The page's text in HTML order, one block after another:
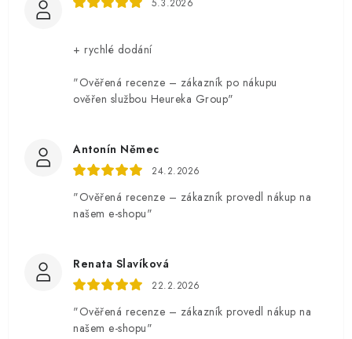
+ rychlé dodání
"Ověřená recenze – zákazník po nákupu
ověřen službou Heureka Group"
Antonín Němec
24.2.2026
"Ověřená recenze – zákazník provedl nákup na
našem e-shopu"
Renata Slavíková
22.2.2026
"Ověřená recenze – zákazník provedl nákup na
našem e-shopu"